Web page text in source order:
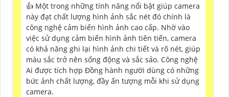
👍 Một trong những tính năng nổi bật giúp camera
này đạt chất lượng hình ảnh sắc nét đó chính là
công nghệ cảm biến hình ảnh cao cấp. Nhờ vào
việc sử dụng cảm biến hình ảnh tiên tiến, camera
có khả năng ghi lại hình ảnh chi tiết và rõ nét, giúp
màu sắc trở nên sống động và sắc sảo. Công nghệ
Ai được tích hợp Đồng hành người dùng có những
bức ảnh chất lượng, đầy ấn tượng mỗi khi sử dụng
camera.